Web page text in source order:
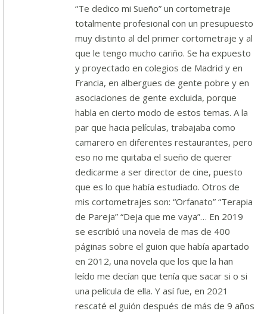
“Te dedico mi Sueño” un cortometraje
totalmente profesional con un presupuesto
muy distinto al del primer cortometraje y al
que le tengo mucho cariño. Se ha expuesto
y proyectado en colegios de Madrid y en
Francia, en albergues de gente pobre y en
asociaciones de gente excluida, porque
habla en cierto modo de estos temas. A la
par que hacia películas, trabajaba como
camarero en diferentes restaurantes, pero
eso no me quitaba el sueño de querer
dedicarme a ser director de cine, puesto
que es lo que había estudiado. Otros de
mis cortometrajes son: “Orfanato” “Terapia
de Pareja” “Deja que me vaya”… En 2019
se escribió una novela de mas de 400
páginas sobre el guion que había apartado
en 2012, una novela que los que la han
leído me decían que tenía que sacar si o si
una película de ella. Y así fue, en 2021
rescaté el guión después de más de 9 años